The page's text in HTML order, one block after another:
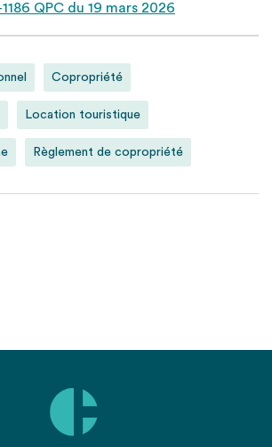
QPC du 19 mars 2026
Copropriété
Location touristique
Règlement de copropriété